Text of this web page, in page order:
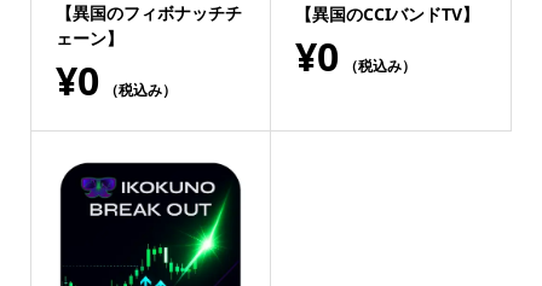
【異国のフィボナッチチ
ェーン】
¥0 （税込み）
【異国のCCIバンドTV】
¥0 （税込み）